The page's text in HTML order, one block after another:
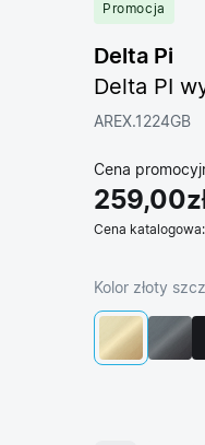
Promocja
Delta Pi
Delta PI
AREX.1224GB
Cena
Cena katalogowa:
Kolor złoty